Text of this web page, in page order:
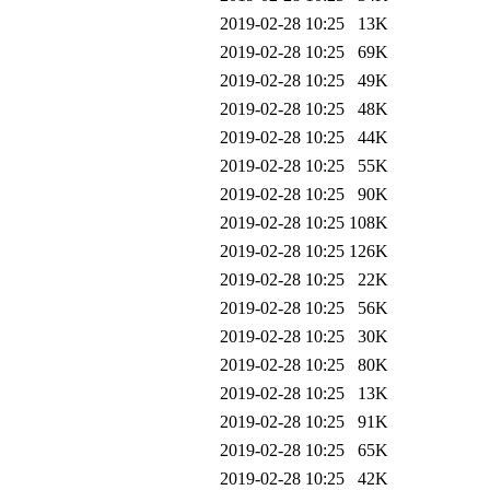
2019-02-28 10:25
13K
2019-02-28 10:25
69K
2019-02-28 10:25
49K
2019-02-28 10:25
48K
2019-02-28 10:25
44K
2019-02-28 10:25
55K
2019-02-28 10:25
90K
2019-02-28 10:25 108K
2019-02-28 10:25 126K
2019-02-28 10:25
22K
2019-02-28 10:25
56K
2019-02-28 10:25
30K
2019-02-28 10:25
80K
2019-02-28 10:25
13K
2019-02-28 10:25
91K
2019-02-28 10:25
65K
2019-02-28 10:25
42K